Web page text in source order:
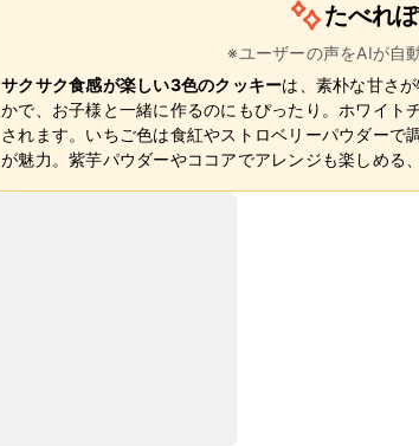
たべれ
※ユーザーの声をAIが自
サクサク食感が楽しい3色のクッキーは、素朴な甘さ
かで、お子様と一緒に作るのにもぴったり。ホワイト
されます。いちご色は食紅やストロベリーパウダーで調
が魅力。紫芋パウダーやココアでアレンジも楽しめる